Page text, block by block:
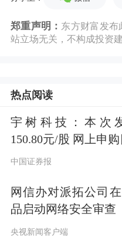
秘书 段一龙,保
李超红,财务总监
司的AI3D
业收入构成是怎
您好,公司AI 3D
技术、实景渲染
模仿仿真、
郑重声明： 东方财富发布
站立场无关，不构成投资
热点阅读
宇树科技：本次
150.80元/股 网上申
中国证券报
网信办对派拓公司
品启动网络安全审查
央视新闻客户端